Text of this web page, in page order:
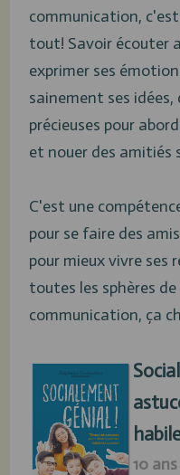
communication,
tout! Savoir écouter
exprimer ses
sainement ses
précieuses pour
et nouer des amitiés
C'est une
pour se faire des
pour mieux vivre ses
toutes les sphères
communication, ça
10